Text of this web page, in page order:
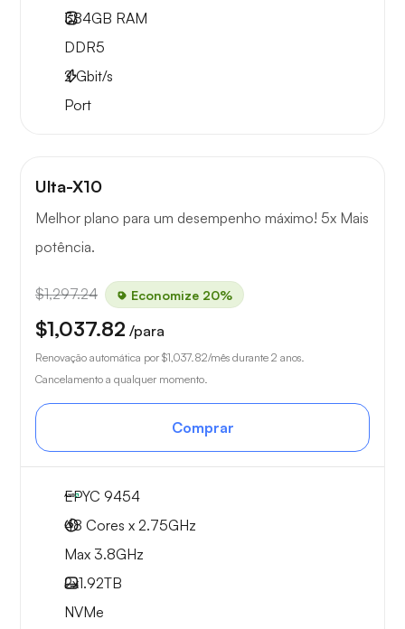
384GB RAM
DDR5
2Gbit/s
Port
Ulta-X10
Melhor plano para um desempenho máximo! 5x Mais
potência.
$1,297.24 Economize 20%
$1,037.82 /para
Renovação automática por $1,037.82/mês durante 2 anos.
Cancelamento a qualquer momento.
Comprar
EPYC 9454
48 Cores x 2.75GHz
Max 3.8GHz
2x1.92TB
NVMe